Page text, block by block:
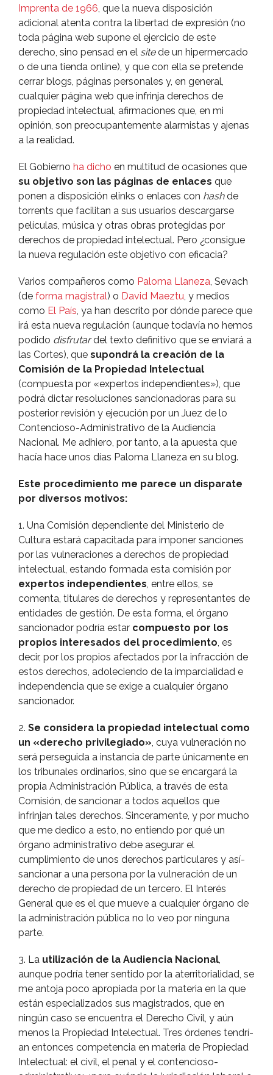
Imprenta de 1966, que la nueva disposición
adicional atenta contra la libertad de expresión (no
toda página web supone el ejercicio de este
derecho, sino pensad en el sitede un hipermercado
o de una tienda online), y que con ella se pretende
cerrar blogs, páginas personales y, en general,
cualquier página web que infrinja derechos de
propiedad intelectual, afirmaciones que, en mi
opinión, son preocupantemente alarmistas y ajenas
a la realidad.
El Gobierno ha dicho en multitud de ocasiones que
su objetivo son las páginas de enlaces que
ponen a disposición elinks o enlaces con hashde
torrents que facilitan a sus usuarios descargarse
pelí­culas, música y otras obras protegidas por
derechos de propiedad intelectual. Pero ¿consigue
la nueva regulación este objetivo con eficacia?
Varios compañeros como Paloma Llaneza, Sevach
(de forma magistral) o David Maeztu, y medios
como El Paí­s, ya han descrito por dónde parece que
irá esta nueva regulación (aunque todaví­a no hemos
podido disfrutardel texto definitivo que se enviará a
las Cortes), que supondrá la creación de la
Comisión de la Propiedad Intelectual
(compuesta por «expertos independientes»), que
podrá dictar resoluciones sancionadoras para su
posterior revisión y ejecución por un Juez de lo
Contencioso-Administrativo de la Audiencia
Nacional. Me adhiero, por tanto, a la apuesta que
hací­a hace unos dí­as Paloma Llaneza en su blog.
Este procedimiento me parece un disparate
por diversos motivos:
1. Una Comisión dependiente del Ministerio de
Cultura estará capacitada para imponer sanciones
por las vulneraciones a derechos de propiedad
intelectual, estando formada esta comisión por
expertos independientes, entre ellos, se
comenta, titulares de derechos y representantes de
entidades de gestión. De esta forma, el órgano
sancionador podrí­a estar compuesto por los
propios interesados del procedimiento, es
decir, por los propios afectados por la infracción de
estos derechos, adoleciendo de la imparcialidad e
independencia que se exige a cualquier órgano
sancionador.
2. Se considera la propiedad intelectual como
un «derecho privilegiado», cuya vulneración no
será perseguida a instancia de parte únicamente en
los tribunales ordinarios, sino que se encargará la
propia Administración Pública, a través de esta
Comisión, de sancionar a todos aquellos que
infrinjan tales derechos. Sinceramente, y por mucho
que me dedico a esto, no entiendo por qué un
órgano administrativo debe asegurar el
cumplimiento de unos derechos particulares y así­
sancionar a una persona por la vulneración de un
derecho de propiedad de un tercero. El Interés
General que es el que mueve a cualquier órgano de
la administración pública no lo veo por ninguna
parte.
3. La utilización de la Audiencia Nacional,
aunque podrí­a tener sentido por la aterritorialidad, se
me antoja poco apropiada por la materia en la que
están especializados sus magistrados, que en
ningún caso se encuentra el Derecho Civil, y aún
menos la Propiedad Intelectual. Tres órdenes tendrí­
an entonces competencia en materia de Propiedad
Intelectual: el civil, el penal y el contencioso-